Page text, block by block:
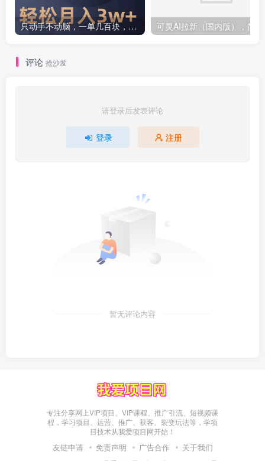
只动手不动脑，一单几百块，轻松月入2w+，看完就能直接操作，详细教程
评论 抢沙发
请登录后发表评论
登录 注册
暂无评论内容
专注分享网上VIP项目、VIP课程、推广引流、短视频课
程，学习项目、运营、推广、获客、裂变玩法等，学项
目技术从我爱项目网开始！
友链申请 免责声明 广告合作 关于我们